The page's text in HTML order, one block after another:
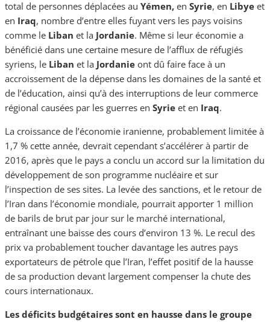
total de personnes déplacées au Yémen, en Syrie, en Libye et
en Iraq, nombre d’entre elles fuyant vers les pays voisins
comme le Liban et la Jordanie. Même si leur économie a
bénéficié dans une certaine mesure de l’afflux de réfugiés
syriens, le Liban et la Jordanie ont dû faire face à un
accroissement de la dépense dans les domaines de la santé et
de l’éducation, ainsi qu’à des interruptions de leur commerce
régional causées par les guerres en Syrie et en Iraq.
La croissance de l’économie iranienne, probablement limitée à
1,7 % cette année, devrait cependant s’accélérer à partir de
2016, après que le pays a conclu un accord sur la limitation du
développement de son programme nucléaire et sur
l’inspection de ses sites. La levée des sanctions, et le retour de
l’Iran dans l’économie mondiale, pourrait apporter 1 million
de barils de brut par jour sur le marché international,
entraînant une baisse des cours d’environ 13 %. Le recul des
prix va probablement toucher davantage les autres pays
exportateurs de pétrole que l’Iran, l’effet positif de la hausse
de sa production devant largement compenser la chute des
cours internationaux.
Les déficits budgétaires sont en hausse dans le groupe